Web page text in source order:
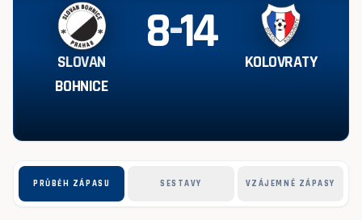
SLOVAN
BOHNICE
8-14 KOLOVRATY
PRŮBĚH ZÁPASU SESTAVY VZÁJEMNÉ ZÁPASY